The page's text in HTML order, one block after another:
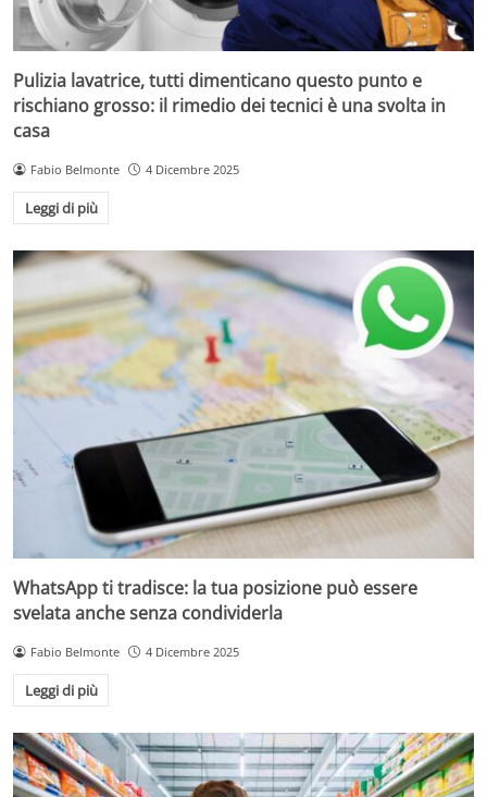
Pulizia lavatrice, tutti dimenticano questo punto e
rischiano grosso: il rimedio dei tecnici è una svolta in
casa
Fabio Belmonte 4 Dicembre 2025
Leggi di più
WhatsApp ti tradisce: la tua posizione può essere
svelata anche senza condividerla
Fabio Belmonte 4 Dicembre 2025
Leggi di più